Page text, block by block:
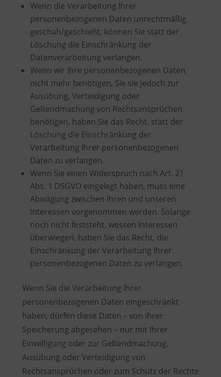
Wenn die Verarbeitung Ihrer
personenbezogenen Daten unrechtmäßig
geschah/geschieht, können Sie statt der
Löschung die Einschränkung der
Datenverarbeitung verlangen.
Wenn wir Ihre personenbezogenen Daten
nicht mehr benötigen, Sie sie jedoch zur
Ausübung, Verteidigung oder
Geltendmachung von Rechtsansprüchen
benötigen, haben Sie das Recht, statt der
Löschung die Einschränkung der
Verarbeitung Ihrer personenbezogenen
Daten zu verlangen.
Wenn Sie einen Widerspruch nach Art. 21
Abs. 1 DSGVO eingelegt haben, muss eine
Abwägung zwischen Ihren und unseren
Interessen vorgenommen werden. Solange
noch nicht feststeht, wessen Interessen
überwiegen, haben Sie das Recht, die
Einschränkung der Verarbeitung Ihrer
personenbezogenen Daten zu verlangen.
Wenn Sie die Verarbeitung Ihrer
personenbezogenen Daten eingeschränkt
haben, dürfen diese Daten – von ihrer
Speicherung abgesehen – nur mit Ihrer
Einwilligung oder zur Geltendmachung,
Ausübung oder Verteidigung von
Rechtsansprüchen oder zum Schutz der Rechte